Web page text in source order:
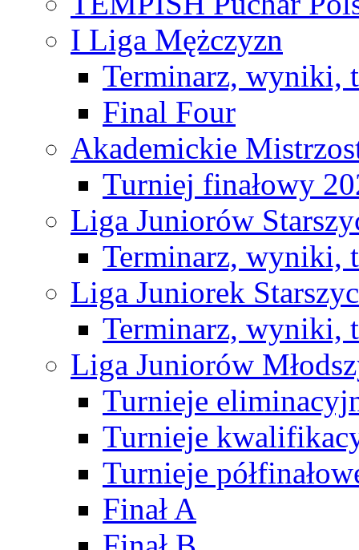
I Liga Mężczyzn
Terminarz, wyniki,
Final Four
Akademickie
Turniej finałowy
Liga Juniorów
Terminarz, wyniki,
Liga Juniorek
Terminarz, wyniki,
Liga Juniorów
Turnieje
Turnieje
Turnieje
Finał A